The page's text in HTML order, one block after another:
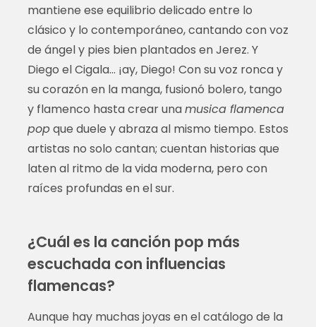
mantiene ese equilibrio delicado entre lo
clásico y lo contemporáneo, cantando con voz
de ángel y pies bien plantados en Jerez. Y
Diego el Cigala… ¡ay, Diego! Con su voz ronca y
su corazón en la manga, fusionó bolero, tango
y flamenco hasta crear unamusica flamenca
popque duele y abraza al mismo tiempo. Estos
artistas no solo cantan; cuentan historias que
laten al ritmo de la vida moderna, pero con
raíces profundas en el sur.
¿Cuál es la canción pop más
escuchada con influencias
flamencas?
Aunque hay muchas joyas en el catálogo de la